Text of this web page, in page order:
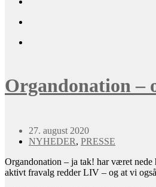
Organdonation –
27. august 2020
NYHEDER, PRESSE
Organdonation – ja tak! har været nede
aktivt fravalg redder LIV – og at vi